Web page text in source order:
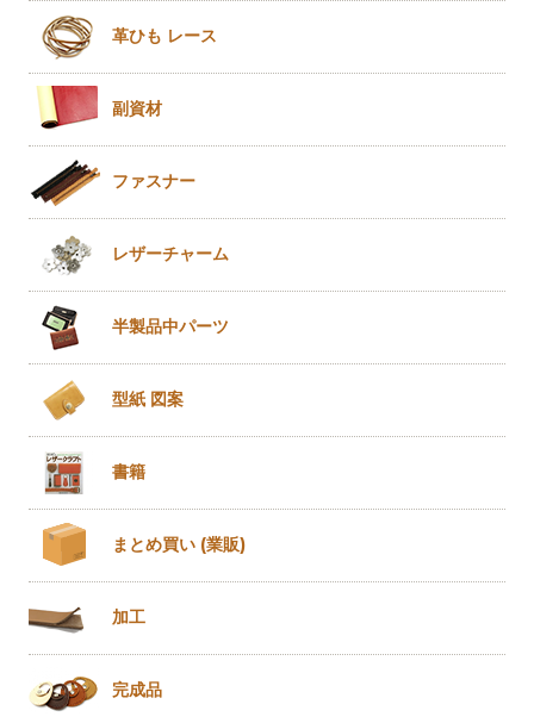
革ひも レース
副資材
ファスナー
レザーチャーム
半製品中パーツ
型紙 図案
書籍
まとめ買い (業販)
加工
完成品